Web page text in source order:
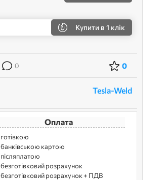
Купити в 1 клік
0 0
Tesla-Weld
Оплата
готівкою
банківською картою
післяплатою
безготівковий розрахунок
безготівковий розрахунок + ПДВ